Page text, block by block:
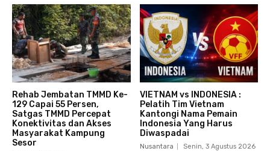
Rehab Jembatan TMMD Ke-
129 Capai 55 Persen,
Satgas TMMD Percepat
Konektivitas dan Akses
Masyarakat Kampung
Sesor
VIETNAM vs INDONESIA :
Pelatih Tim Vietnam
Kantongi Nama Pemain
Indonesia Yang Harus
Diwaspadai
Nusantara Senin, 3 Agustus 2026